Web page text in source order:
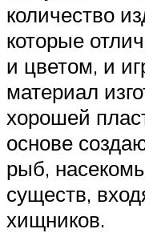
количество
которые
и цветом, и
материал
хорошей
основе
рыб,
существ,
хищников.